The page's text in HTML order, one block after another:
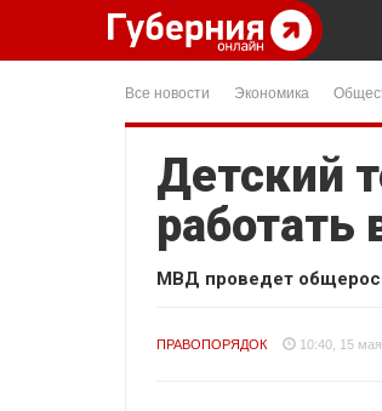
Все новости Экономика
Детский
работать
МВД проведет
ПРАВОПОРЯДОК 10:40, 15